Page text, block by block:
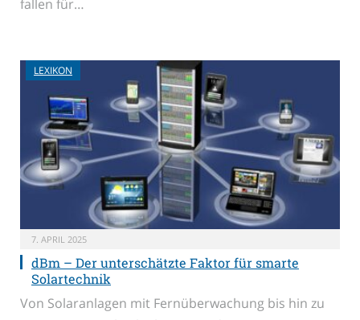
fallen für…
LEXIKON
7. APRIL 2025
dBm – Der unterschätzte Faktor für smarte
Solartechnik
Von Solaranlagen mit Fernüberwachung bis hin zu